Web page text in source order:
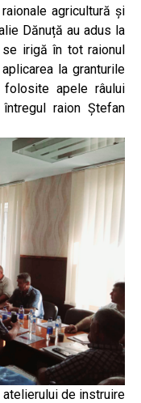
agricultură și
Dănuță au adus la
irigă în tot raionul
la granturile
apele râului
raion Ștefan
de instruire